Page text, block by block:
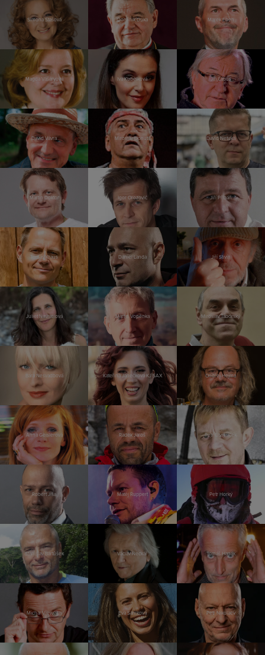
Simona Stašová Dominik Duka Marek Eben
Magda Vášáryová Iva Kubelková Jiří Lábus
David Vávra Miroslav Donutil David Netuka
Martin Doktor Igor Orozovič Jiří Přibáň
Tomáš Kraus Daniel Landa Jiří Stivín
Juliet Navrátilová Martin Vopěnka Miroslav Táborský
Bára Nesvadbová Kateřina Janečková KJ SAX Ondřej Hejma
Anna Geislerová Radek Jaroš Petr Čtvrtníček
Robert Jíša Matěj Ruppert Petr Horký
Stanislav Bartůšek Václav Neckář Tomáš Hanák
Michal Viewegh Eva Samková Petr Nikolaev